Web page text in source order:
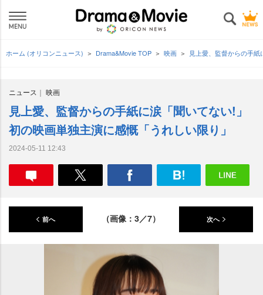
ホーム (オリコンニュース) Drama&Movie TOP 映画 見上愛、監督からの手
ニュース 映画
見上愛、監督からの手紙に涙「聞いてない!」
初の映画単独主演に感慨「うれしい限り」
2024-05-11 12:43
前へ （画像：3／7） 次へ